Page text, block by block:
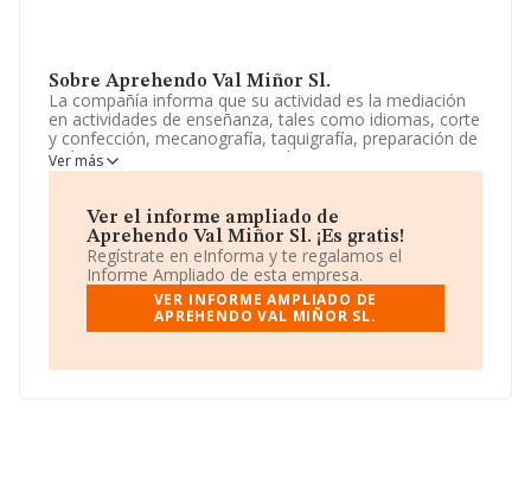
Sobre Aprehendo Val Miñor Sl.
La compañía informa que su actividad es la mediación
en actividades de enseñanza, tales como idiomas, corte
y confección, mecanografía, taquigrafía, preparación de
exámenes y oposiciones y similares. La empresa es una
Sociedad Limitada. Tiene CNAE: 8559 - 'Otra educación
exteriores.
El número de empleados ha crecido y teniendo en
cuenta la información disponible en INFORMA, ha
dispuesto de un número de empleados por encima de la
media de sector.
INFORMA, atendiendo a los niveles de facturación de la
Ver más
Ver el informe ampliado de
Aprehendo Val Miñor Sl. ¡Es gratis!
Regístrate en eInforma y te regalamos el
Informe Ampliado de esta empresa.
VER INFORME AMPLIADO DE
APREHENDO VAL MIÑOR SL.